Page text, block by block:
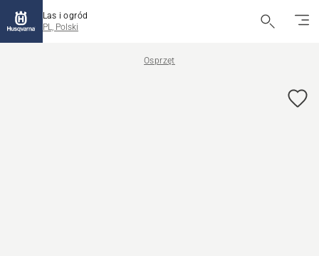
Las i ogród
PL, Polski
Osprzęt